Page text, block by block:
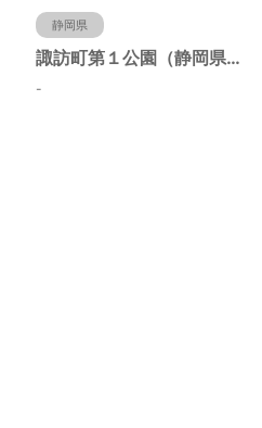
静岡県
諏訪町第１公園（静岡県静岡市）
-